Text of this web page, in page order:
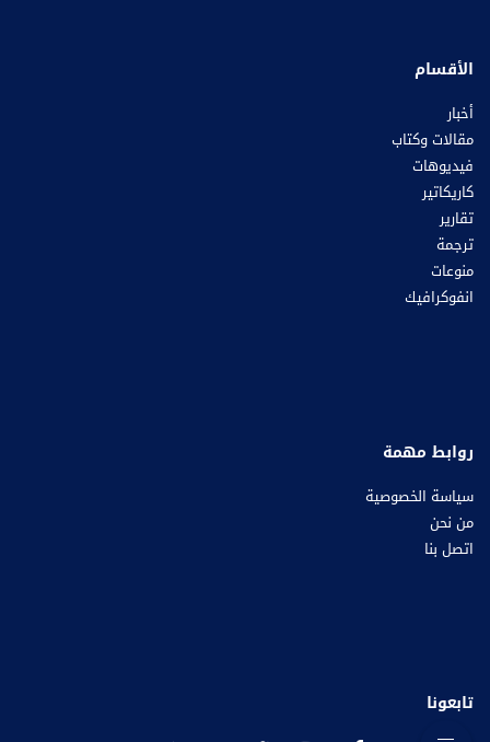
الأقسام
أخبار
مقالات وكتاب
فيديوهات
كاريكاتير
تقارير
ترجمة
منوعات
انفوكرافيك
روابط مهمة
سياسة الخصوصية
من نحن
اتصل بنا
تابعونا